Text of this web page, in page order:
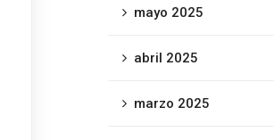
mayo 2025
abril 2025
marzo 2025